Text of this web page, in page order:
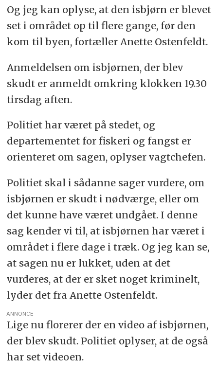
Og jeg kan oplyse, at den isbjørn er blevet
set i området op til flere gange, før den
kom til byen, fortæller Anette Ostenfeldt.
Anmeldelsen om isbjørnen, der blev
skudt er anmeldt omkring klokken 19.30
tirsdag aften.
Politiet har været på stedet, og
departementet for fiskeri og fangst er
orienteret om sagen, oplyser vagtchefen.
Politiet skal i sådanne sager vurdere, om
isbjørnen er skudt i nødværge, eller om
det kunne have været undgået. I denne
sag kender vi til, at isbjørnen har været i
området i flere dage i træk. Og jeg kan se,
at sagen nu er lukket, uden at det
vurderes, at der er sket noget kriminelt,
lyder det fra Anette Ostenfeldt.
ANNONCE
Lige nu florerer der en video af isbjørnen,
der blev skudt. Politiet oplyser, at de også
har set videoen.